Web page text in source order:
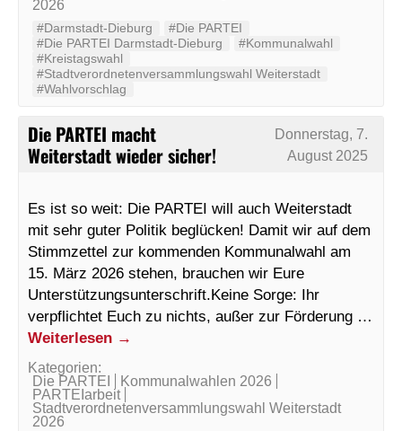
2026
#Darmstadt-Dieburg
#Die PARTEI
#Die PARTEI Darmstadt-Dieburg
#Kommunalwahl
#Kreistagswahl
#Stadtverordnetenversammlungswahl Weiterstadt
#Wahlvorschlag
Die PARTEI macht
Weiterstadt wieder sicher!
Donnerstag, 7.
August 2025
Es ist so weit: Die PARTEI will auch Weiterstadt
mit sehr guter Politik beglücken! Damit wir auf dem
Stimmzettel zur kommenden Kommunalwahl am
15. März 2026 stehen, brauchen wir Eure
Unterstützungsunterschrift.Keine Sorge: Ihr
verpflichtet Euch zu nichts, außer zur Förderung …
Weiterlesen →
Kategorien:
Die PARTEI
Kommunalwahlen 2026
PARTEIarbeit
Stadtverordnetenversammlungswahl Weiterstadt
2026